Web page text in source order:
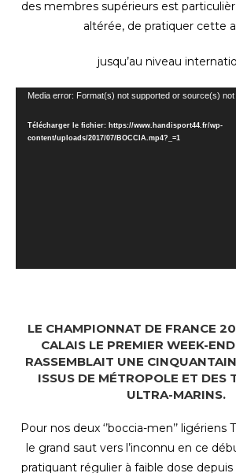
des membres supérieurs est
altérée, de pratiquer cette
jusqu’au niveau
Lecteur
Media error: Format(s) not supported or source(s) not
Télécharger le fichier: https://www.handisport44.fr/wp-
content/uploads/2017/07/BOCCIA.mp4?_=1
LE CHAMPIONNAT DE FRANCE
CALAIS LE PREMIER WEEK-
RASSEMBLAIT UNE
ISSUS DE MÉTROPOLE ET DES
ULTRA-MARINS.
Pour nos deux ‘’boccia-men’’ ligériens
le grand saut vers l’inconnu en ce
pratiquant régulier à faible dose